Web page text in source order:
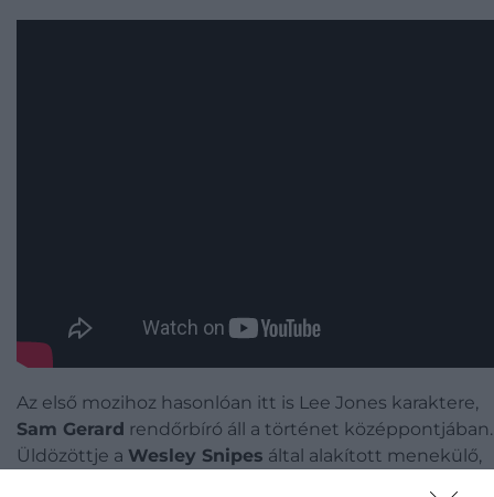
Az első mozihoz hasonlóan itt is Lee Jones karaktere,
Sam Gerard rendőrbíró áll a történet középpontjában.
Üldözöttje a Wesley Snipes által alakított menekülő,